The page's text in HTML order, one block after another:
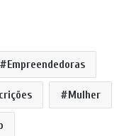
Empreendedoras
Mulher